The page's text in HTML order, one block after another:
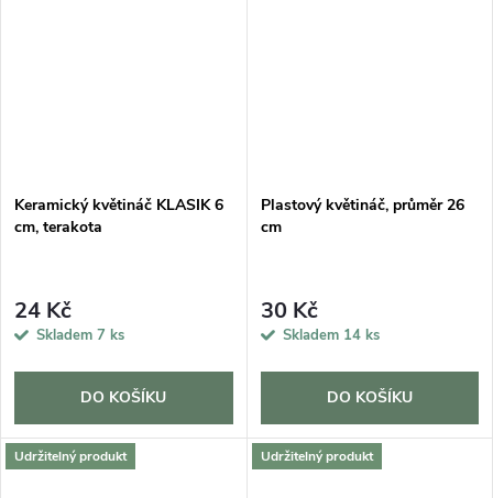
Keramický květináč KLASIK 6
cm, terakota
24 Kč
Skladem 7 ks
DO KOŠÍKU
Plastový květináč, průměr 26
cm
30 Kč
Skladem 14 ks
DO KOŠÍKU
Udržitelný produkt Udržitelný produkt